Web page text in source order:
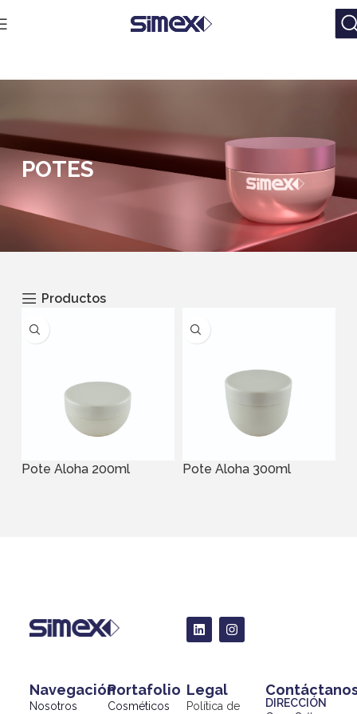
POTES
Productos
Pote Aloha 200ml Pote Aloha 300ml
Navegación
Nosotros
Portafolio
Cosméticos
Legal
Política de
DIRECCIÓN